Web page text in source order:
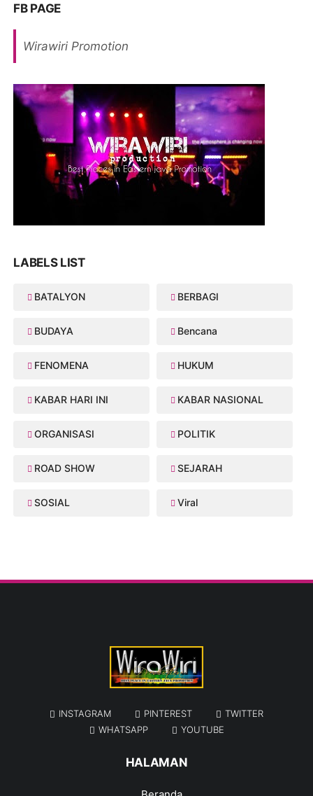
FB PAGE
Wirawiri Promotion
LABELS LIST
BATALYON BERBAGI
BUDAYA Bencana
FENOMENA HUKUM
KABAR HARI INI KABAR NASIONAL
ORGANISASI POLITIK
ROAD SHOW SEJARAH
SOSIAL Viral
INSTAGRAM PINTEREST
TWITTER
WHATSAPP
YOUTUBE
HALAMAN